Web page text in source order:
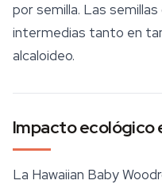
por semilla. Las semillas
intermedias tanto en
alcaloideo.
Impacto ecológico
La Hawaiian Baby